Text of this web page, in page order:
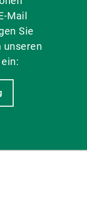
Mail
Sie
unseren